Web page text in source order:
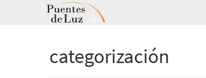
categorización